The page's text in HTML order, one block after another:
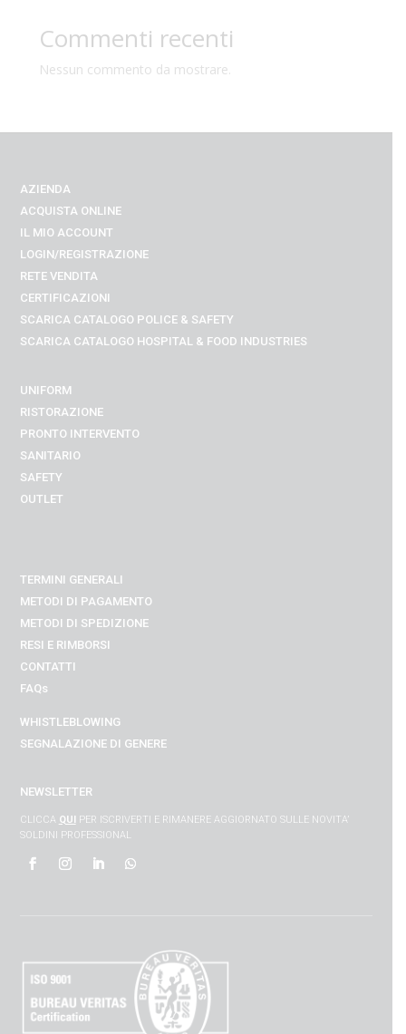
Commenti recenti
Nessun commento da mostrare.
AZIENDA
ACQUISTA ONLINE
IL MIO ACCOUNT
LOGIN/REGISTRAZIONE
RETE VENDITA
CERTIFICAZIONI
SCARICA CATALOGO POLICE & SAFETY
SCARICA CATALOGO HOSPITAL & FOOD INDUSTRIES
UNIFORM
RISTORAZIONE
PRONTO INTERVENTO
SANITARIO
SAFETY
OUTLET
TERMINI GENERALI
METODI DI PAGAMENTO
METODI DI SPEDIZIONE
RESI E RIMBORSI
CONTATTI
FAQs
WHISTLEBLOWING
SEGNALAZIONE DI GENERE
NEWSLETTER
CLICCA QUIPER ISCRIVERTI E RIMANERE AGGIORNATO SULLE NOVITA’
SOLDINI PROFESSIONAL